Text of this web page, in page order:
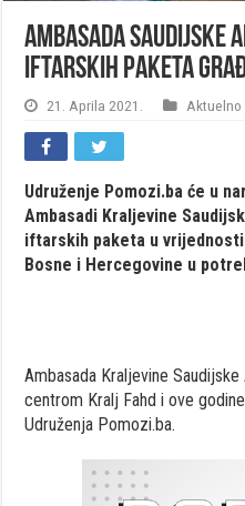
Ambasada Saudijske
iftarskih paketa
21. Aprila 2021. Aktuelno
Udruženje Pomozi.ba će u
Ambasadi Kraljevine
iftarskih paketa u vrijednosti
Bosne i Hercegovine u
Ambasada Kraljevine
centrom Kralj Fahd i ove
Udruženja Pomozi.ba.